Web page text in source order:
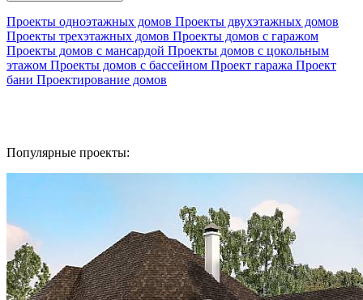
Проекты одноэтажных домов Проекты двухэтажных домов
Проекты трехэтажных домов Проекты домов с гаражом
Проекты домов с мансардой Проекты домов с цокольным
этажом Проекты домов с бассейном Проект гаража Проект
бани Проектирование домов
Популярные проекты: